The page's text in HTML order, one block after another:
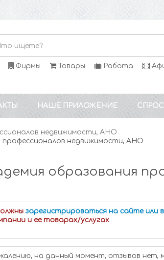
Фирмы Товары Работа
НАШЕ ПРИЛОЖЕНИЕ
недвижимости, АНО
профессионалов недвижимости, АНО
образования
зарегистрироваться на сайте или
и ее товарах/услугах
на данный момент, отзывов нет,